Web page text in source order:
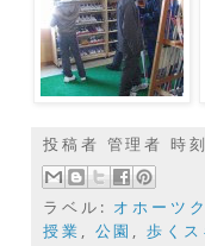
投稿者 管理者 時
ラベル: オホーツク
授業 , 公園 , 歩くス